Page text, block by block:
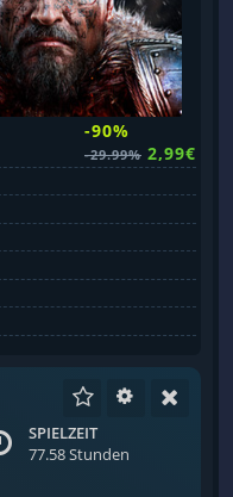
-90%
-29.99% 2,99€
SPIELZEIT
77.58 Stunden